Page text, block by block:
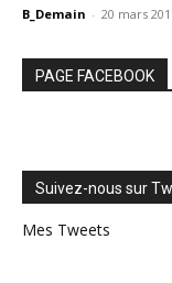
B_Demain - 20 mars
PAGE FACEBOOK
Suivez-nous sur
Mes Tweets